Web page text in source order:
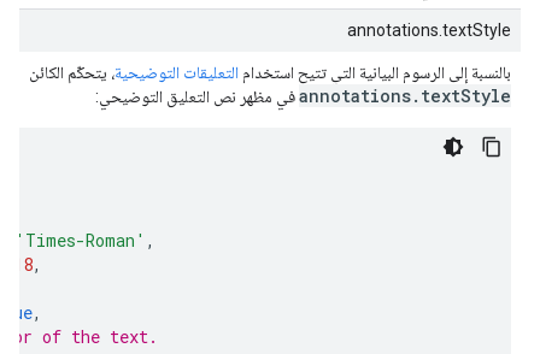
annotations.textStyle
بالنسبة إلى الرسوم البيانية التي تتيح استخدام التعليقات التوضيحية، يتحكّم الكائن
annotations.textStyleفي مظهر نص التعليق التوضيحي:
'Times-Roman' ,
18,
,
of the text.